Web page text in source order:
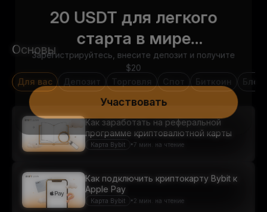
Основы
Для вас Депозит Торговля
Карта Bybit •7 мин. на чтение
Как заработать на реферальной
программе криптовалютной карты
Карта Bybit •2 мин. на чтение
Как подключить криптокарту Bybit к
Apple Pay
20 USDT для легкого
старта в мире
криптовалют
Зарегистрируйтесь, внесите депозит и получите
$20
Участвовать